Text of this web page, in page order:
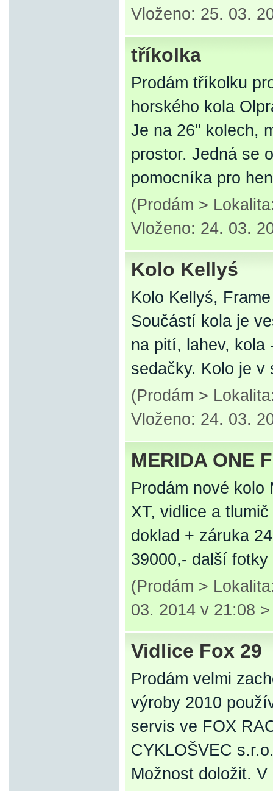
Vloženo: 25. 03.
tříkolka
Prodám tříkolku
horského kola
Je na 26" kolech,
prostor. Jedná se
pomocníka pro
(Prodám >
Vloženo: 24. 03.
Kolo Kellyś
Kolo Kellyś,
Součástí kola je
na pití, lahev, kola
sedačky. Kolo je
(Prodám >
Vloženo: 24. 03.
MERIDA ONE
Prodám nové kolo
XT, vidlice a
doklad + záruka
39000,- další
(Prodám >
03. 2014 v 21:08
Vidlice Fox 29
Prodám velmi
výroby 2010
servis ve FOX
CYKLOŠVEC
Možnost doložit.